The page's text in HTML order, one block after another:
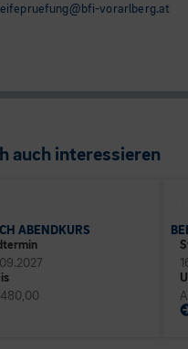
vorarlberg.at
auch interessieren
ABENDKURS